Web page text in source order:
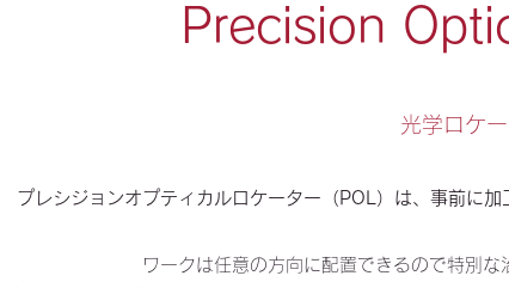
Precision
光学ロケ
プレシジョンオプティカルロケーター（POL）は、事前に
ワークは任意の方向に配置できるので特別